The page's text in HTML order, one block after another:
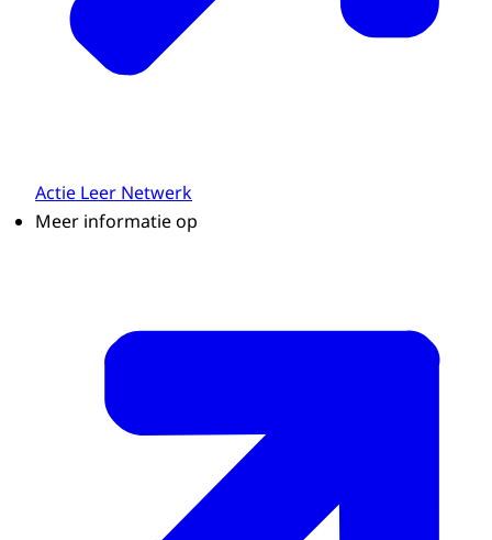
Actie Leer Netwerk
Meer informatie op